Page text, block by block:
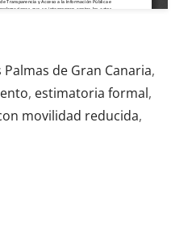
de Gran Canaria,
, estimatoria formal,
movilidad reducida,